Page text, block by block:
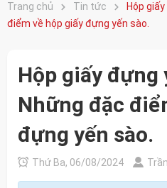
Trang chủ Tin tức
Hộp
điểm về hộp giấy đựng yến sào.
Hộp giấy đựng
Những đặc
đựng yến sào.
Thứ Ba, 06/08/2024